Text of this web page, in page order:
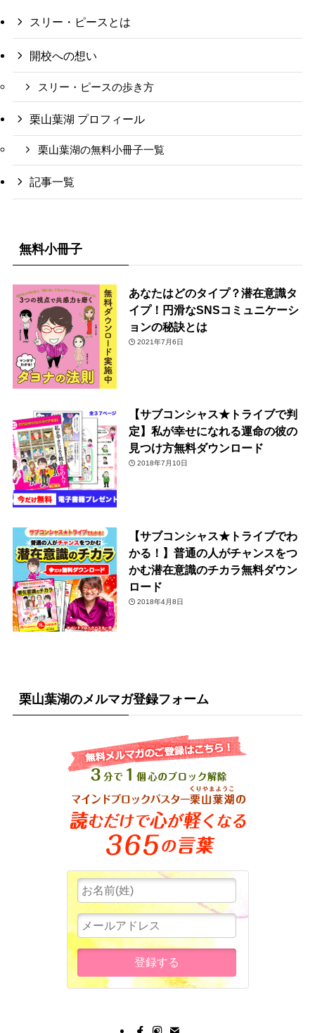
スリー・ピースとは
開校への想い
スリー・ピースの歩き方
栗山葉湖 プロフィール
栗山葉湖の無料小冊子一覧
記事一覧
無料小冊子
あなたはどのタイプ？潜在意識タ
イプ！円滑なSNSコミュニケーシ
ョンの秘訣とは
2021年7月6日
【サブコンシャス★トライブで判
定】私が幸せになれる運命の彼の
見つけ方無料ダウンロード
2018年7月10日
【サブコンシャス★トライブでわ
かる！】普通の人がチャンスをつ
かむ潜在意識のチカラ無料ダウン
ロード
2018年4月8日
栗山葉湖のメルマガ登録フォーム